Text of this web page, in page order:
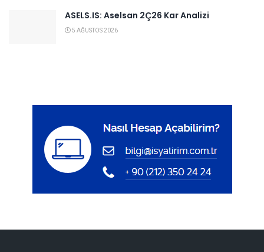
ASELS.IS: Aselsan 2Ç26 Kar Analizi
5 AĞUSTOS 2026